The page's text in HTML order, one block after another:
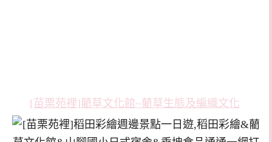
[苗栗苑裡]藺草文化館~藺草生態及編織文化